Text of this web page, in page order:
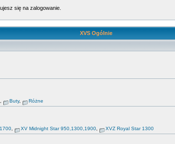
się na zalogowanie.
XVS Ogólnie
Buty, Różne
XV Midnight Star 950,1300,1900 XVZ Royal Star 1300